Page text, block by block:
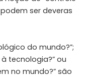
ser deveras
do mundo?”;
tecnologia?” ou
no mundo?” são